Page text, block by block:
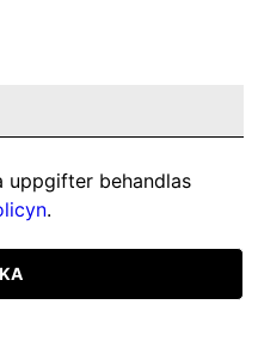
uppgifter behandlas
.